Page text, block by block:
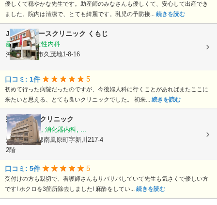
優しくて穏やかな先生です。助産師のみなさんも優しくて、安心して出産でき
ました。院内は清潔で、とても綺麗です。乳児の予防接... 続きを読む
Joyレディースクリニック くもじ
産婦人科, 女性内科
沖縄県那覇市久茂地1-8-16
口コミ: 1件 5
初めて行った病院だったのですが、今後婦人科に行くことがあればまたここに
来たいと思える、とても良いクリニックでした。 初来... 続きを読む
那覇内視鏡クリニック
胃腸科, 内科, 消化器内科, ...
沖縄県島尻郡南風原町字新川217-4
2階
口コミ: 5件 5
受付けの方も親切で、看護師さんもサバサバしていて先生も気さくで優しい方
です! ホクロを3箇所除去しました! 麻酔をしてい... 続きを読む